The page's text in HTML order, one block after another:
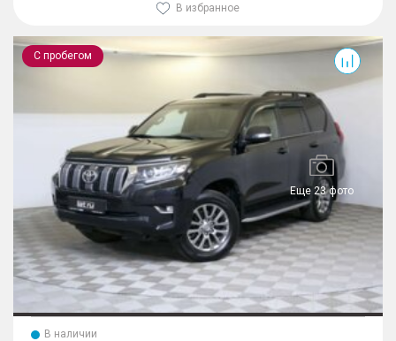
В избранное
С пробегом
Еще 23 фото
Land Cruiser Prado
В наличии